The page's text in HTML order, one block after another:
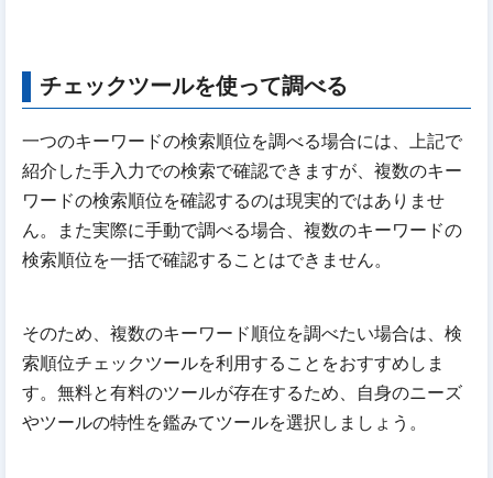
チェックツールを使って調べる
一つのキーワードの検索順位を調べる場合には、上記で
紹介した手入力での検索で確認できますが、複数のキー
ワードの検索順位を確認するのは現実的ではありませ
ん。また実際に手動で調べる場合、複数のキーワードの
検索順位を一括で確認することはできません。
そのため、複数のキーワード順位を調べたい場合は、検
索順位チェックツールを利用することをおすすめしま
す。無料と有料のツールが存在するため、自身のニーズ
やツールの特性を鑑みてツールを選択しましょう。